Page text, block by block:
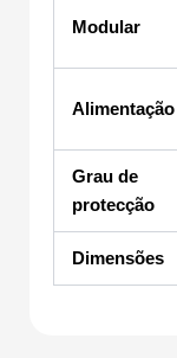
Modular
Alimentação
Grau de
protecção
Dimensões